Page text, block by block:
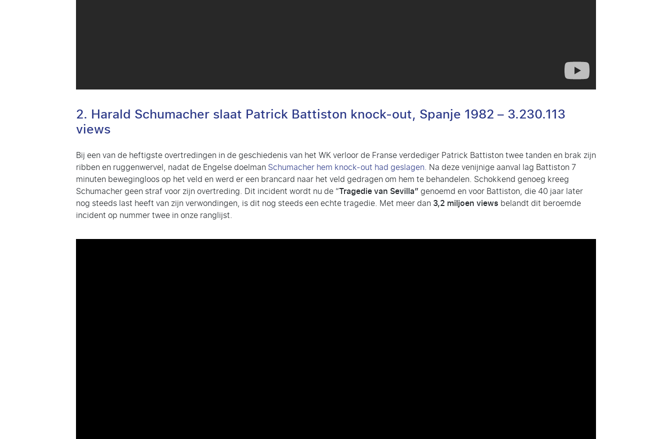
2. Harald Schumacher slaat Patrick Battiston knock-out, Spanje 1982 –3.230.113
views
Bij een van de heftigste overtredingen in de geschiedenis van het WK verloor de Franse verdediger Patrick Battiston twee tanden en brak zijn
ribben en ruggenwervel, nadat de Engelse doelman Schumacher hem knock-out had geslagen. Na deze venijnige aanval lag Battiston 7
minuten bewegingloos op het veld en werd er een brancard naar het veld gedragen om hem te behandelen. Schokkend genoeg kreeg
Schumacher geen straf voor zijn overtreding. Dit incident wordt nu de “Tragedie van Sevilla” genoemd en voor Battiston, die 40 jaar later
nog steeds last heeft van zijn verwondingen, is dit nog steeds een echte tragedie. Met meer dan 3,2 miljoen views belandt dit beroemde
incident op nummer twee in onze ranglijst.